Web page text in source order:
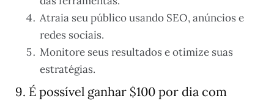
Atraia seu público usando SEO, anúncios e
redes sociais.
Monitore seus resultados e otimize suas
estratégias.
9. É possível ganhar $100 por dia com